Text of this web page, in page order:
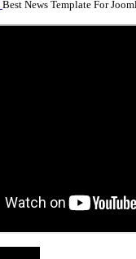
Best News Template For